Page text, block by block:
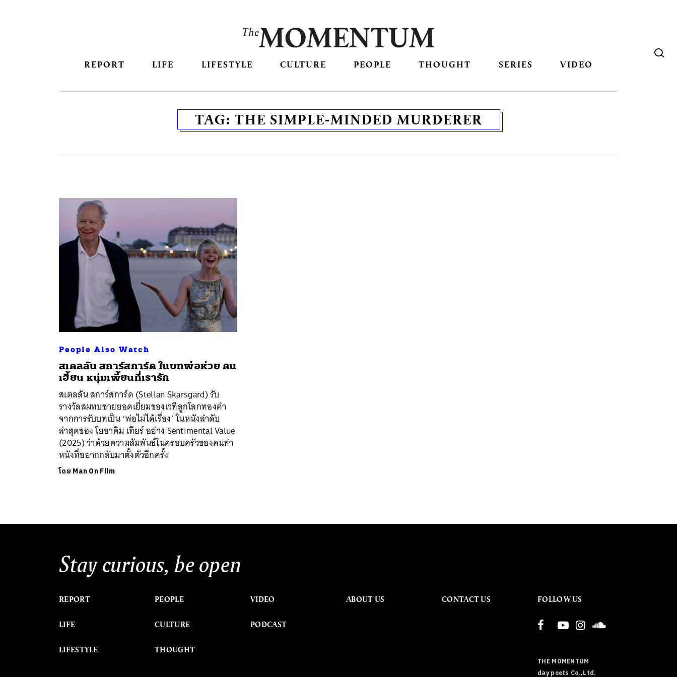
REPORT LIFE LIFESTYLE CULTURE PEOPLE THOUGHT SERIES VIDEO
TAG: THE SIMPLE-MINDED MURDERER
People Also Watch
สเตลลัน สการ์สการ์ด ในบทพ่อห่วย คน
เฮี้ยน หนุ่มเพี้ยนที่เรารัก
สเตลลัน สการ์สการ์ด (Stellan Skarsgard)​ รับ
รางวัลสมทบชายยอดเยี่ยมของเวทีลูกโลกทองคำ
จากการรับบทเป็น ‘พ่อไม่ได้เรื่อง’ ในหนังลำดับ
ล่าสุดของ โยอาคิม เทียร์ อย่าง Sentimental Value
(2025) ว่าด้วยความสัมพันธ์ในครอบครัวของคนทำ
หนังที่อยากกลับมาตั้งตัวอีกครั้ง
โดย Man On Film
Stay curious, be open
REPORT
LIFE
LIFESTYLE
PEOPLE
CULTURE
THOUGHT
VIDEO
PODCAST
ABOUT US CONTACT US FOLLOW US
THE MOMENTUM
day poets Co.,Ltd.